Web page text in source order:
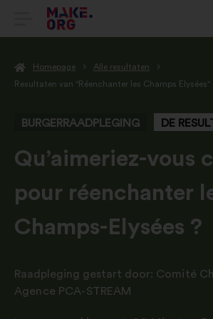
GA
DE
VAN
MAKE.ORG
Homepage
Alle resultaten
Resultaten van "Réenchanter les Champs Elysées"
BURGERRAADPLEGING DE
-
Qu’aimeriez-vous
pour réenchanter
Champs-Elysées ?
Raadpleging gestart door: Comité
Agence PCA-STREAM